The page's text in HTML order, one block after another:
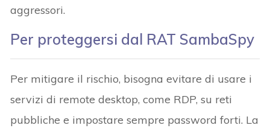
aggressori.
Per proteggersi dal RAT SambaSpy
Per mitigare il rischio, bisogna evitare di usare i
servizi di remote desktop, come RDP, su reti
pubbliche e impostare sempre password forti. La